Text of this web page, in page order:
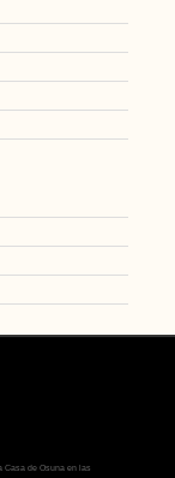
de Osuna en las